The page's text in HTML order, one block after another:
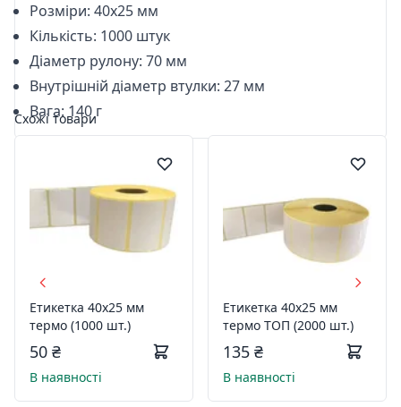
Розміри: 40х25 мм
Кількість: 1000 штук
Діаметр рулону: 70 мм
Внутрішній діаметр втулки: 27 мм
Вага: 140 г
Схожі товари
Етикетка 40х25 мм
термо (1000 шт.)
50 ₴
В наявності
Етикетка 40х25 мм
термо ТОП (2000 шт.)
135 ₴
В наявності